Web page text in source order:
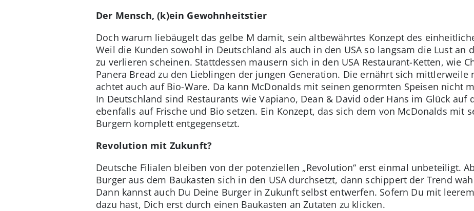
Der Mensch, (k)ein Gewohnheitstier
Doch warum liebäugelt das gelbe M damit, sein altbewährtes Konzept des
Weil die Kunden sowohl in Deutschland als auch in den USA so langsam die Lust an
zu verlieren scheinen. Stattdessen mausern sich in den USA Restaurant-Ketten, wie
Panera Bread zu den Lieblingen der jungen Generation. Die ernährt sich
achtet auch auf Bio-Ware. Da kann McDonalds mit seinen genormten Speisen nicht
In Deutschland sind Restaurants wie Vapiano, Dean & David oder Hans im Glück auf
ebenfalls auf Frische und Bio setzen. Ein Konzept, das sich dem von McDonalds mit
Burgern komplett entgegensetzt.
Revolution mit Zukunft?
Deutsche Filialen bleiben von der potenziellen „Revolution“ erst einmal unbeteiligt.
Burger aus dem Baukasten sich in den USA durchsetzt, dann schippert der Trend
Dann kannst auch Du Deine Burger in Zukunft selbst entwerfen. Sofern Du mit
dazu hast, Dich erst durch einen Baukasten an Zutaten zu klicken.